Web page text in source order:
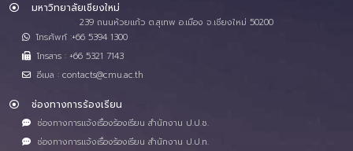
มหาวิทยาลัยเชียงใหม่
239 ถนนห้วยแก้ว ต.สุเทพ อ.เมือง จ.เชียงใหม่ 50200
โทรศัพท์ :+66 5394 1300
โทรสาร : +66 5321 7143
อีเมล : contacts@cmu.ac.th
ช่องทางการร้องเรียน
ช่องทางการแจ้งเรื่องร้องเรียน สำนักงาน ป.ป.ช.
ช่องทางการแจ้งเรื่องร้องเรียน สำนักงาน ป.ป.ท.